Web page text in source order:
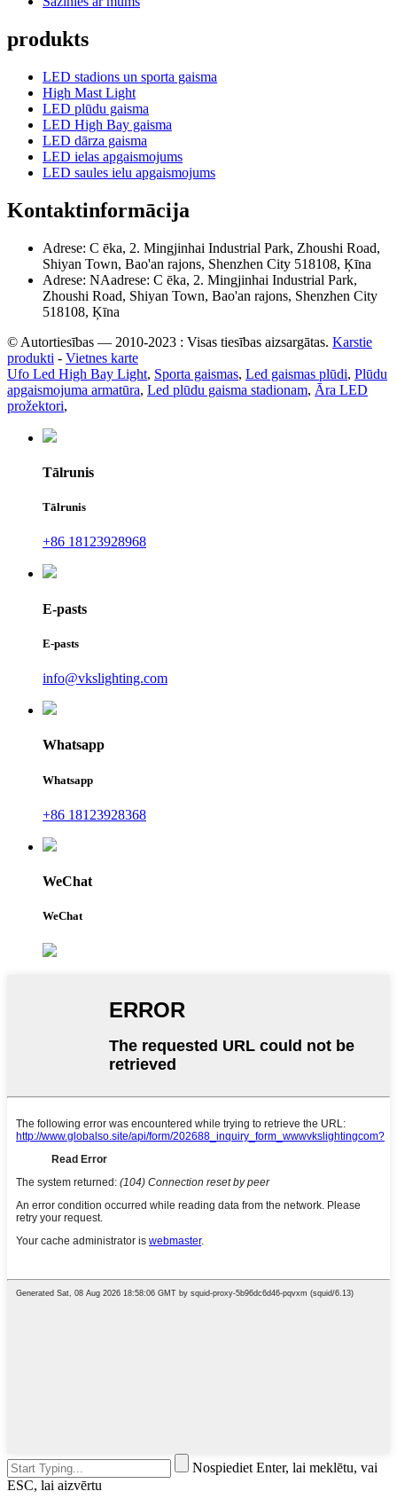
produkts
LED stadions un sporta gaisma
High Mast Light
LED plūdu gaisma
LED High Bay gaisma
LED dārza gaisma
LED ielas apgaismojums
LED saules ielu apgaismojums
Kontaktinformācija
Adrese: C ēka, 2. Mingjinhai Industrial Park, Zhoushi Road,
Shiyan Town, Bao'an rajons, Shenzhen City 518108, Ķīna
Adrese: NAadrese: C ēka, 2. Mingjinhai Industrial Park,
Zhoushi Road, Shiyan Town, Bao'an rajons, Shenzhen City
518108, Ķīna
© Autortiesības — 2010-2023 : Visas tiesības aizsargātas. Karstie
produkti - Vietnes karte
Ufo Led High Bay Light, Sporta gaismas, Led gaismas plūdi, Plūdu
apgaismojuma armatūra, Led plūdu gaisma stadionam, Āra LED
prožektori,
Tālrunis
Tālrunis
+86 18123928968
E-pasts
E-pasts
info@vkslighting.com
Whatsapp
Whatsapp
+86 18123928368
WeChat
WeChat
Nospiediet Enter, lai meklētu, vai
ESC, lai aizvērtu